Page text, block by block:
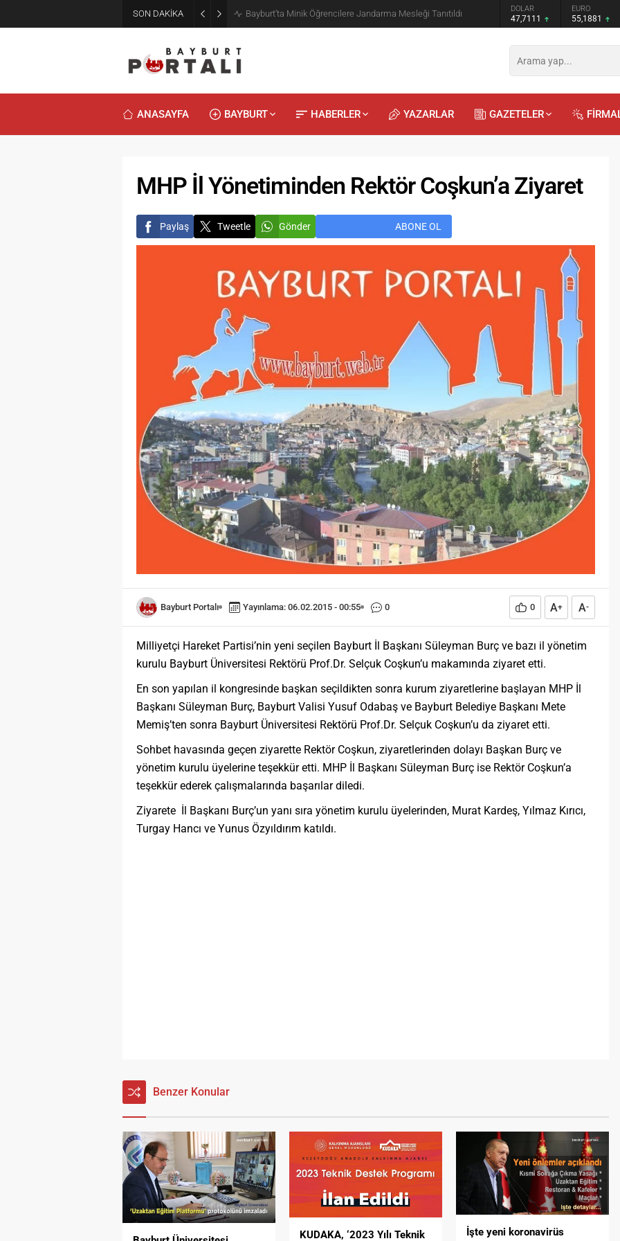
SON DAKİKA Bayburt’ta Minik Öğrencilere Jandarma Mesleği TanıtıldıGRAM ALTIN
6.660,55
DOLAR
47,7111
EURO
55,1881
ANASAYFA BAYBURT HABERLER YAZARLAR GAZETELER
MHP İl Yönetiminden Rektör Coşkun’a Ziyaret
Paylaş Tweetle Gönder ABONE OL
Bayburt Portalı Yayınlama: 06.02.2015 - 00:55 0 0 A+ A-
Milliyetçi Hareket Partisi’nin yeni seçilen Bayburt İl Başkanı Süleyman Burç ve bazı il yönetim
kurulu Bayburt Üniversitesi Rektörü Prof.Dr. Selçuk Coşkun’u makamında ziyaret etti.
En son yapılan il kongresinde başkan seçildikten sonra kurum ziyaretlerine başlayan MHP İl
Başkanı Süleyman Burç, Bayburt Valisi Yusuf Odabaş ve Bayburt Belediye Başkanı Mete
Memiş’ten sonra Bayburt Üniversitesi Rektörü Prof.Dr. Selçuk Coşkun’u da ziyaret etti.
Sohbet havasında geçen ziyarette Rektör Coşkun, ziyaretlerinden dolayı Başkan Burç ve
yönetim kurulu üyelerine teşekkür etti. MHP İl Başkanı Süleyman Burç ise Rektör Coşkun’a
teşekkür ederek çalışmalarında başarılar diledi.
Ziyarete İl Başkanı Burç’un yanı sıra yönetim kurulu üyelerinden, Murat Kardeş, Yılmaz Kırıcı,
Turgay Hancı ve Yunus Özyıldırım katıldı.
Benzer Konular
KUDAKA, ‘2023 Yılı Teknik
İşte yeni koronavirüs
RecepKayalı
29.04.2026 - 12:23
Duyularla mı, Duygularla mı
Öğrenme, istisnasız tüm
toplumların gelişiminde ve
değişiminde geniş yer etmiş
hayati öneme sahip bir olgu
olarak tarih boyunca konu olmuş
temel bir insan işlevidir.
Öğrenme eğitim bilimcilerce
kişinin çevresi ile etkileşimi
sonucunda meydana gelen kalıcı
izli bilişsel, duyuşsal ve
davranışsal...